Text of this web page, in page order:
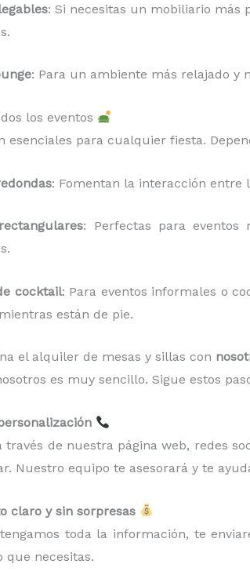
: Si necesitas un mobiliario más
: Para un ambiente más relajado y
los eventos
esenciales para cualquier fiesta.
: Fomentan la interacción entre
: Perfectas para eventos
cocktail: Para eventos informales o
están de pie.
el alquiler de mesas y sillas con
es muy sencillo. Sigue estos
través de nuestra página web, redes
Nuestro equipo te asesorará y te
claro y sin sorpresas
toda la información, te
que necesitas.